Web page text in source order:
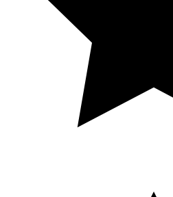
Local Guide · 16 avis